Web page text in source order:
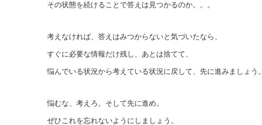
その状態を続けることで答えは見つかるのか。。。
考えなければ、答えはみつからないと気づいたなら、
すぐに必要な情報だけ残し、あとは捨てて、
悩んでいる状況から考えている状況に戻して、先に進みましょう。
悩むな、考えろ。そして先に進め。
ぜひこれを忘れないようにしましょう。